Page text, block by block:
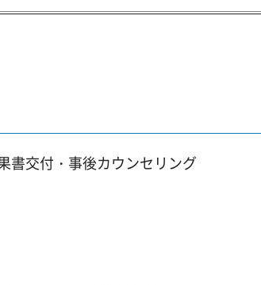
交付・事後カウンセリング